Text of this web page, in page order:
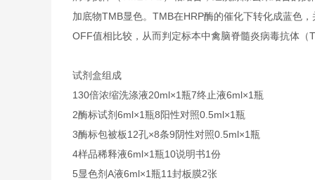
加底物TMB显色。TMB在HRP酶的催化下转化成蓝色
OFF值相比较，从而判定标本中禽脑脊髓炎病毒抗体（
试剂盒组成
130倍浓缩洗涤液20ml×1瓶7终止液6ml×1瓶
2酶标试剂6ml×1瓶8阳性对照0.5ml×1瓶
3酶标包被板12孔×8条9阴性对照0.5ml×1瓶
4样品稀释液6ml×1瓶10说明书1份
5显色剂A液6ml×1瓶11封板膜2张